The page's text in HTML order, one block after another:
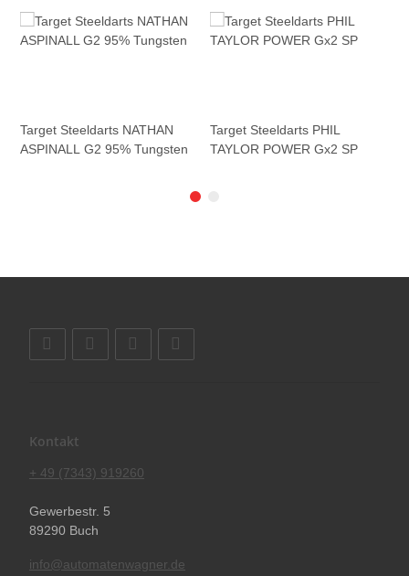
Target Steeldarts NATHAN
ASPINALL G2 95% Tungsten
Target Steeldarts PHIL
TAYLOR POWER Gx2 SP
Kontakt
+ 49 (7343) 919260
Gewerbestr. 5
89290 Buch
info@automatenwagner.de